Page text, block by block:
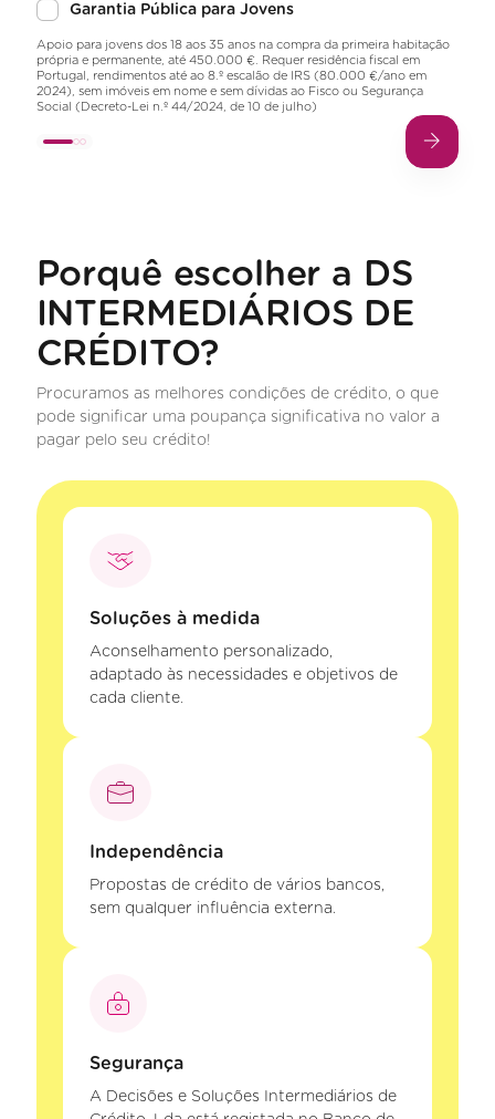
Garantia Pública para Jovens
Apoio para jovens dos 18 aos 35 anos na compra da primeira habitação
própria e permanente, até 450.000 €. Requer residência fiscal em
Portugal, rendimentos até ao 8.º escalão de IRS (80.000 €/ano em
2024), sem imóveis em nome e sem dívidas ao Fisco ou Segurança
Social (Decreto-Lei n.º 44/2024, de 10 de julho)
Porquê escolher a DS
INTERMEDIÁRIOS DE
CRÉDITO?
Procuramos as melhores condições de crédito, o que
pode significar uma poupança significativa no valor a
pagar pelo seu crédito!
Soluções à medida
Aconselhamento personalizado,
adaptado às necessidades e objetivos de
cada cliente.
Independência
Propostas de crédito de vários bancos,
sem qualquer influência externa.
Segurança
A Decisões e Soluções Intermediários de